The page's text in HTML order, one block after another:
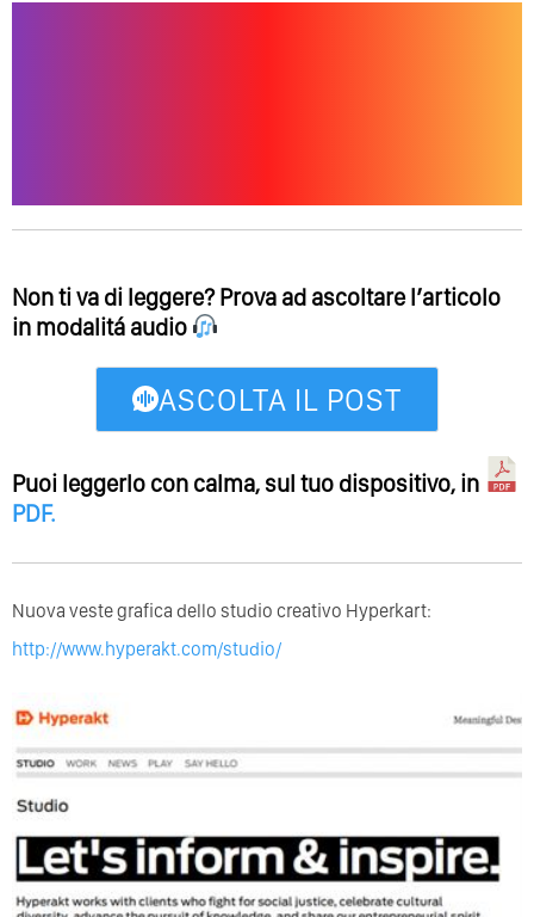
Non ti va di leggere? Prova ad ascoltare l’articolo
in modalitá audio
ASCOLTA IL POST
Puoi leggerlo con calma, sul tuo dispositivo, in
PDF.
Nuova veste grafica dello studio creativo Hyperkart:
http://www.hyperakt.com/studio/